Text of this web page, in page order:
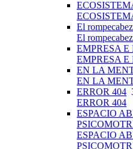
El
El
EMPRESA
EMPRESA
EN LA
EN LA
ERROR 404
ERROR 404
ESPACIO
ESPACIO